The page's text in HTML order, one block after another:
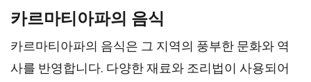
카르마티아파의 음식
카르마티아파의 음식은 그 지역의 풍부한 문화와 역
사를 반영합니다. 다양한 재료와 조리법이 사용되어